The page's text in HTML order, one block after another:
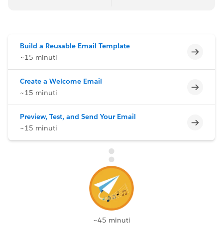
Build a Reusable Email Template
~15 minuti
Create a Welcome Email
~15 minuti
Preview, Test, and Send Your Email
~15 minuti
~45 minuti